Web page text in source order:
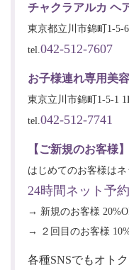
チャクラアルカ ヘ
東京都立川市錦町1-5-
tel.042-512-7607
お子様連れ専用美
東京立川市錦町1-5-1
tel.042-512-7741
【ご新規のお客様】
はじめてのお客様はネ
24時間ネット予約
→ 新規のお客様
→ ２回目のお客様
各種SNSでもオト